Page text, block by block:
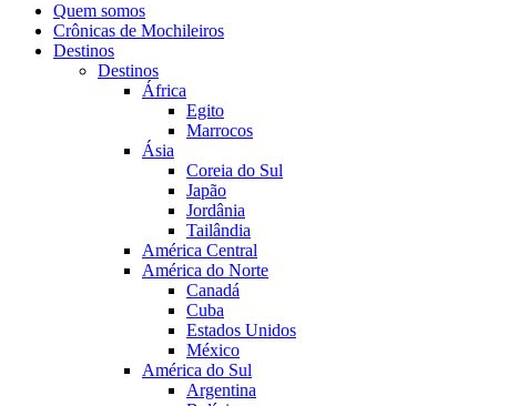
Quem somos
Crônicas de Mochileiros
Destinos
Destinos
África
Egito
Marrocos
Ásia
Coreia do Sul
Japão
Jordânia
Tailândia
América Central
América do Norte
Canadá
Cuba
Estados Unidos
México
América do Sul
Argentina